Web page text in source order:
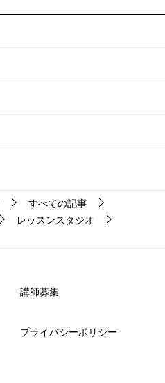
すべての記事
レッスンスタジオ
講師募集
プライバシーポリシー